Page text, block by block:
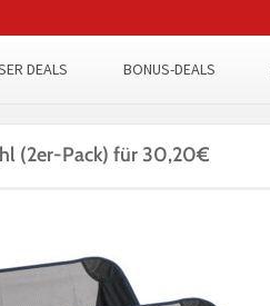
DEALS BONUS-DEALS
(2er-Pack) für 30,20€